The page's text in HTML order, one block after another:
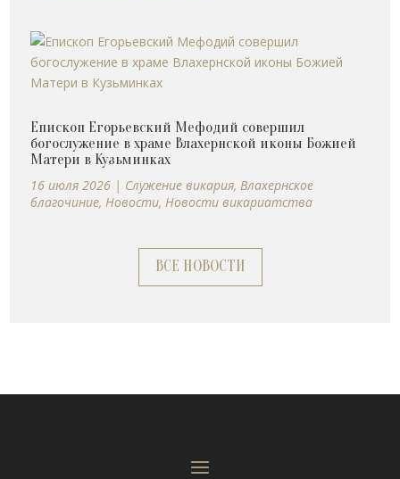
Епископ Егорьевский Мефодий совершил
богослужение в храме Влахернской иконы Божией
Матери в Кузьминках
16 июля 2026 | Cлужение викария,Влахернское
благочиние,Новости,Новости викариатства
ВСЕ НОВОСТИ